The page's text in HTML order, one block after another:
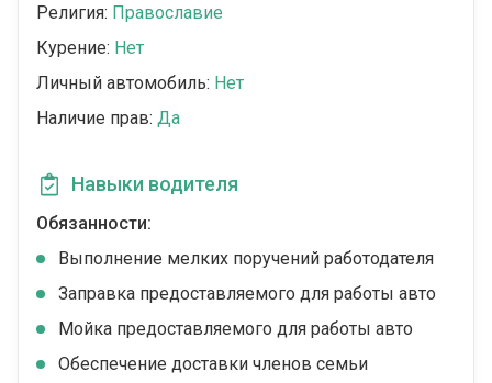
Религия: Православие
Курение: Нет
Личный автомобиль: Нет
Наличие прав: Да
Навыки водителя
Обязанности:
Выполнение мелких поручений работодателя
Заправка предоставляемого для работы авто
Мойка предоставляемого для работы авто
Обеспечение доставки членов семьи